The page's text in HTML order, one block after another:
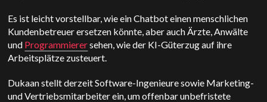
Es ist leicht vorstellbar, wie ein Chatbot einen menschlichen
Kundenbetreuer ersetzen könnte, aber auch Ärzte, Anwälte
und Programmierersehen, wie der KI-Güterzug auf ihre
Arbeitsplätze zusteuert.
Dukaan stellt derzeit Software-Ingenieure sowie Marketing-
und Vertriebsmitarbeiter ein, um offenbar unbefristete